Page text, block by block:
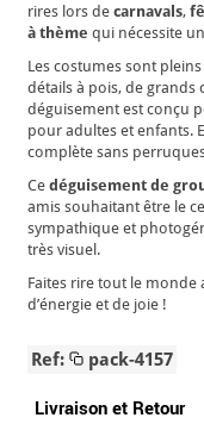
rires lors decarnavals,
à thème qui nécessite
Les costumes sont
détails à pois, de grands
déguisement est conçu
pour adultes et enfants.
complète sans
Cedéguisement de
amis souhaitant être le
sympathique et
très visuel.
Faites rire tout le monde
d’énergie et de joie !
Ref: pack-4157
Livraison et Retour